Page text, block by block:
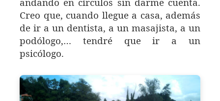
andando en círculos sin darme cuenta.
Creo que, cuando llegue a casa, además
de ir a un dentista, a un masajista, a un
podólogo,… tendré que ir a un
psicólogo.